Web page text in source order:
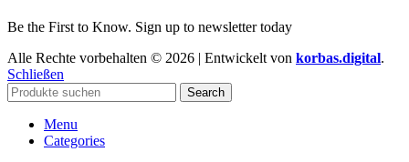
Be the First to Know. Sign up to newsletter today
Alle Rechte vorbehalten © 2026 | Entwickelt von korbas.digital.
Schließen
Search
Menu
Categories